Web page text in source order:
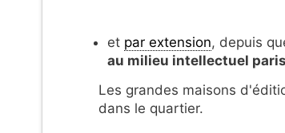
et par extension, depuis
au milieu intellectuel
Les grandes maisons
dans le quartier.